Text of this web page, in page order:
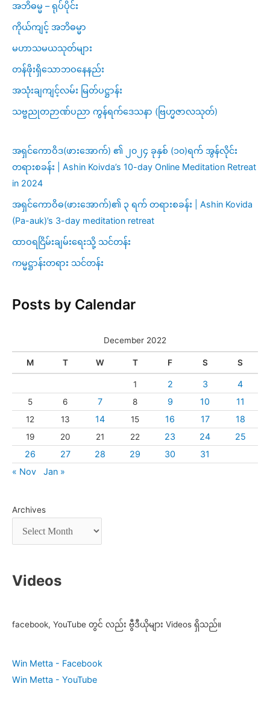
အဘိဓမ္မ – ရုပ်ပိုင်း
ကိုယ်ကျင့် အဘိဓမ္မာ
မဟာသမယသုတ်များ
တန်ဖိုးရှိသောဘဝနေနည်း
အသုံးချကျင့်လမ်း မြတ်ပဋ္ဌာန်း
သဗ္ဗညုတဉာဏ်ပညာ ကွန်ရက်ဒေသနာ (ဗြဟ္မဇာလသုတ်)
အရှင်ကောဝိဒ(ဖားအောက်) ၏ ၂၀၂၄ ခုနှစ် (၁၀)ရက် အွန်လိုင်း
တရားစခန်း | Ashin Koivda’s 10-day Online Meditation Retreat
in 2024
အရှင်ကောဝိဓ(ဖားအောက်)၏ ၃ ရက် တရားစခန်း | Ashin Kovida
(Pa-auk)’s 3-day meditation retreat
ထာဝရငြိမ်းချမ်းရေးသို့ သင်တန်း
ကမ္မဋ္ဌာန်းတရား သင်တန်း
Posts by Calendar
December 2022
M T W T F S S
1 2 3 4
5 6 7 8 9 10 11
12 13 14 15 16 17 18
19 20 21 22 23 24
25
26
27 28 29 30
31
« Nov
Jan »
Archives
Videos
facebook, YouTube တွင် လည်း ဗွီဒီယိုများ Videos ရှိသည်။
Win Metta - Facebook
Win Metta - YouTube